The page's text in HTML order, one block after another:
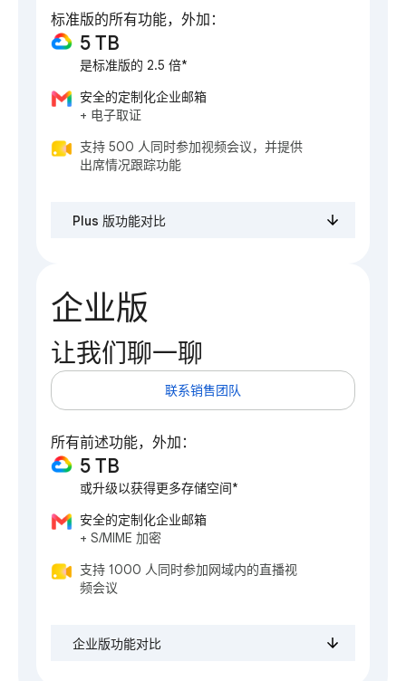
标准版的所有功能，外加：
5 TB
是标准版的 2.5 倍*
安全的定制化企业邮箱
+ 电子取证
支持 500 人同时参加视频会议，并提供
出席情况跟踪功能
Plus 版功能对比
企业版
让我们聊一聊
联系销售团队
所有前述功能，外加：
5 TB
或升级以获得更多存储空间*
安全的定制化企业邮箱
+ S/MIME 加密
支持 1000 人同时参加网域内的直播视
频会议
企业版功能对比